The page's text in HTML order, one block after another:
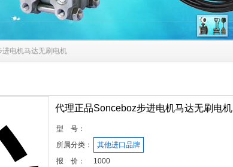
进电机马达无刷电机
代理正品Sonceboz步进电机马达无刷电机
型 号：
所属分类：
其他进口品牌
报 价：
1000